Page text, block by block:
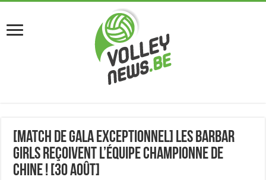
[Match de Gala Exceptionnel] Les Barbar
Girls reçoivent l’équipe championne de
Chine ! [30 août]